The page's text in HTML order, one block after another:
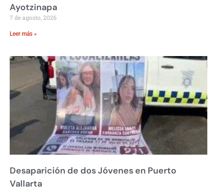
Ayotzinapa
7 de agosto, 2026
Leer más »
Desaparición de dos Jóvenes en Puerto
Vallarta